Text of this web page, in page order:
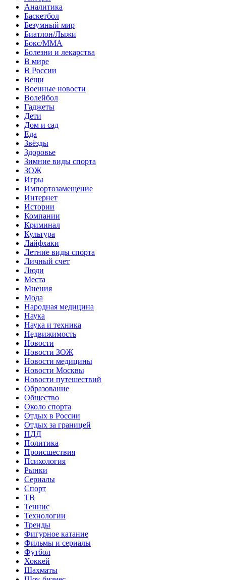
Аналитика
Баскетбол
Безумный мир
Биатлон/Лыжи
Бокс/MMA
Болезни и лекарства
В мире
В России
Вещи
Военные новости
Волейбол
Гаджеты
Дети
Дом и сад
Еда
Звёзды
Здоровье
Зимние виды спорта
ЗОЖ
Игры
Импортозамещение
Интернет
Истории
Компании
Криминал
Культура
Лайфхаки
Летние виды спорта
Личный счет
Люди
Места
Мнения
Мода
Народная медицина
Наука
Наука и техника
Недвижимость
Новости
Новости ЗОЖ
Новости медицины
Новости Москвы
Новости путешествий
Образование
Общество
Около спорта
Отдых в России
Отдых за границей
ПДД
Политика
Происшествия
Психология
Рынки
Сериалы
Спорт
ТВ
Теннис
Технологии
Тренды
Фигурное катание
Фильмы и сериалы
Футбол
Хоккей
Шахматы